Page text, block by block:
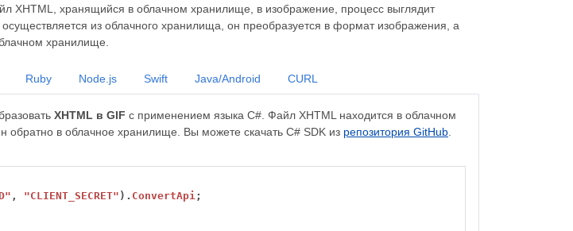
XHTML, хранящийся в облачном хранилище, в изображение, процесс выглядит
из облачного хранилища, он преобразуется в формат изображения, а
хранилище.
XHTML в GIF с применением языка C#. Файл XHTML находится в облачном
обратно в облачное хранилище. Вы можете скачать C# SDK из репозитория GitHub
, "CLIENT_SECRET" ). ConvertApi;
Ruby Node.js Swift Java/Android CURL